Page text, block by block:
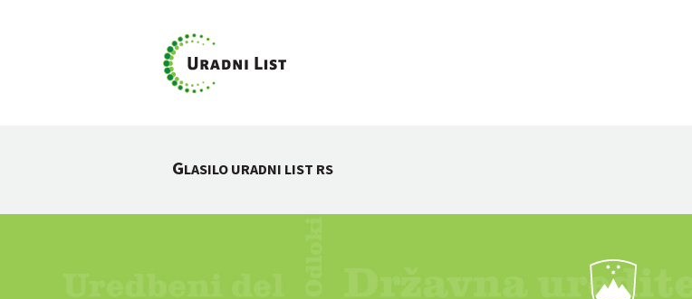
GLASILO URADNI LIST RS